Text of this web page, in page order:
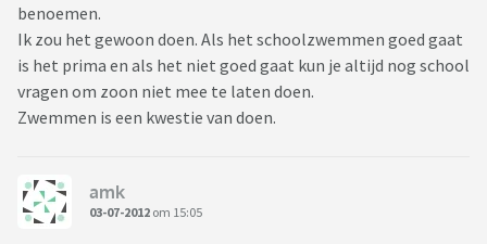
benoemen.
Ik zou het gewoon doen. Als het schoolzwemmen goed gaat
is het prima en als het niet goed gaat kun je altijd nog school
vragen om zoon niet mee te laten doen.
Zwemmen is een kwestie van doen.
amk
03-07-2012 om 15:05